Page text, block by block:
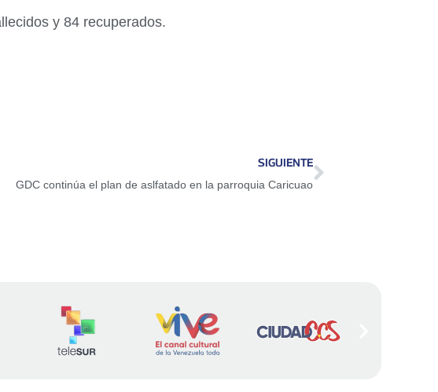
y 84 recuperados.
SIGUIENTE
GDC continúa el plan de aslfatado en la parroquia Caricuao